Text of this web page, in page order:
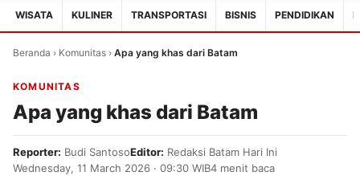
WISATA KULINER TRANSPORTASI BISNIS PENDIDIKAN
Beranda › Komunitas › Apa yang khas dari Batam
KOMUNITAS
Apa yang khas dari Batam
Reporter: Budi SantosoEditor: Redaksi Batam Hari Ini
Wednesday, 11 March 2026 · 09:30 WIB4 menit baca